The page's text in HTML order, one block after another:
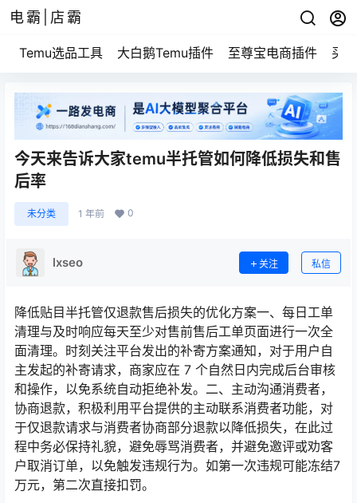
电霸|店霸
Temu选品工具 大白鹅Temu插件 至尊宝电商插件 买
今天来告诉大家temu半托管如何降低损失和售
后率
未分类 1 年前 0
lxseo 关注 私信
降低贴目半托管仅退款售后损失的优化方案一、每日工单
清理与及时响应每天至少对售前售后工单页面进行一次全
面清理。时刻关注平台发出的补寄方案通知，对于用户自
主发起的补寄请求，商家应在 7 个自然日内完成后台审核
和操作，以免系统自动拒绝补发。二、主动沟通消费者，
协商退款，积极利用平台提供的主动联系消费者功能，对
于仅退款请求与消费者协商部分退款以降低损失，在此过
程中务必保持礼貌，避免辱骂消费者，并避免邀评或劝客
户取消订单，以免触发违规行为。如第一次违规可能冻结7
万元，第二次直接扣罚。